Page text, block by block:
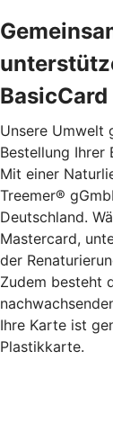
BasicCard
Unsere Umwelt
Bestellung Ihrer
Mit einer
Treemer®
Deutschland.
Mastercard,
der
Zudem besteht
Ihre Karte ist
Plastikkarte.